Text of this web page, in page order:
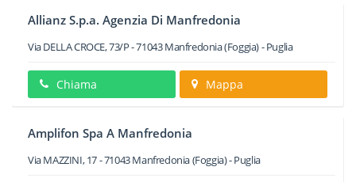
Allianz S.p.a. Agenzia Di Manfredonia
Via DELLA CROCE, 73/P-71043Manfredonia(Foggia) -Puglia
Chiama Mappa
Amplifon Spa A Manfredonia
Via MAZZINI, 17-71043Manfredonia(Foggia) -Puglia